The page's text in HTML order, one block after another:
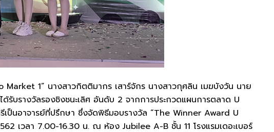
1” นางสาวกิตติมากร เสาร์จักร นางสาวกุศลิน เมฆบังวัน นาย
บรางวัลรองชิงชนะเลิศ อันดับ 2 จากการประกวดแผนการตลาด U
ป็นอาจารย์ที่ปรึกษา ซึ่งจัดพิธีมอบรางวัล “The Winner Award U
เวลา 7.00-16.30 น. ณ ห้อง Jubilee A-B ชั้น 11 โรงแรมเดอะเบอร์